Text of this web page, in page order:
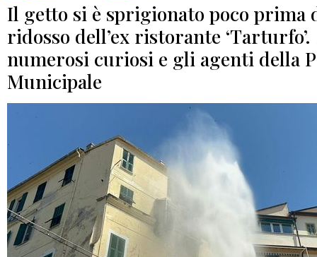
Il getto si è sprigionato poco prima
ridosso dell’ex ristorante
numerosi curiosi e gli agenti della
Municipale